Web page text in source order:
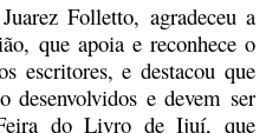
Folletto, agradeceu a
que apoia e reconhece o
escritores, e destacou que
desenvolvidos e devem ser
do Livro de Ijuí, que